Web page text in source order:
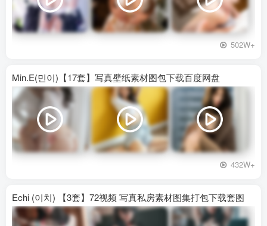
502W+
Min.E(민이)【17套】写真壁纸素材图包下载百度网盘
432W+
Echi (이치) 【3套】72视频 写真私房素材图集打包下载套图